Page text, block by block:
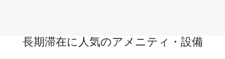
長期滞在に人気のアメニティ・設備